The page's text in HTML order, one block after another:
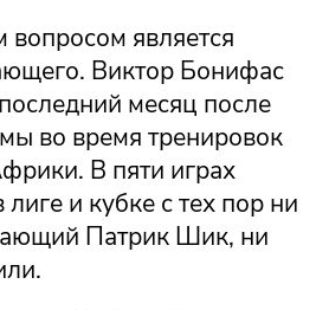
является
Виктор Бонифас
месяц после
во время тренировок
В пяти играх
и кубке с тех пор ни
Патрик Шик, ни